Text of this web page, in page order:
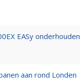
EASy onderhouden
aan rond Londen